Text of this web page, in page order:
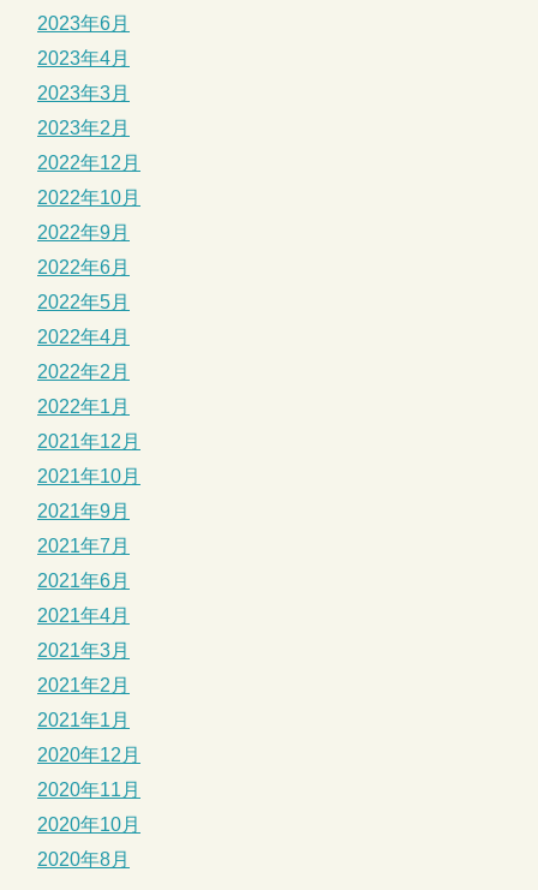
2023年6月
2023年4月
2023年3月
2023年2月
2022年12月
2022年10月
2022年9月
2022年6月
2022年5月
2022年4月
2022年2月
2022年1月
2021年12月
2021年10月
2021年9月
2021年7月
2021年6月
2021年4月
2021年3月
2021年2月
2021年1月
2020年12月
2020年11月
2020年10月
2020年8月